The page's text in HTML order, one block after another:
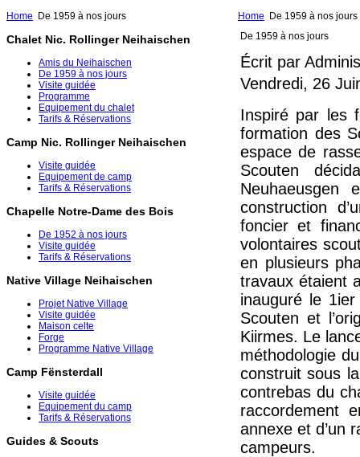
Home De 1959 à nos jours
Chalet Nic. Rollinger Neihaischen
Amis du Neihaischen
De 1959 à nos jours
Visite guidée
Programme
Equipement du chalet
Tarifs & Réservations
Camp Nic. Rollinger Neihaischen
Visite guidée
Equipement de camp
Tarifs & Réservations
Chapelle Notre-Dame des Bois
De 1952 à nos jours
Visite guidée
Tarifs & Réservations
Native Village Neihaischen
Projet Native Village
Visite guidée
Maison celte
Forge
Programme Native Village
Camp Fënsterdall
Visite guidée
Equipement du camp
Tarifs & Réservations
Guides & Scouts
Home
De 1959 à nos jours
De 1959 à nos jours
Écrit par
Vendredi, 26
Inspiré par les
formation des
espace de
Scouten
construction
foncier et
volontaires
en plusieurs
travaux étaient
inauguré le
Scouten et
Kiirmes. Le
méthodologie
construit sous
contrebas du
raccordement
annexe et d’un
campeurs.